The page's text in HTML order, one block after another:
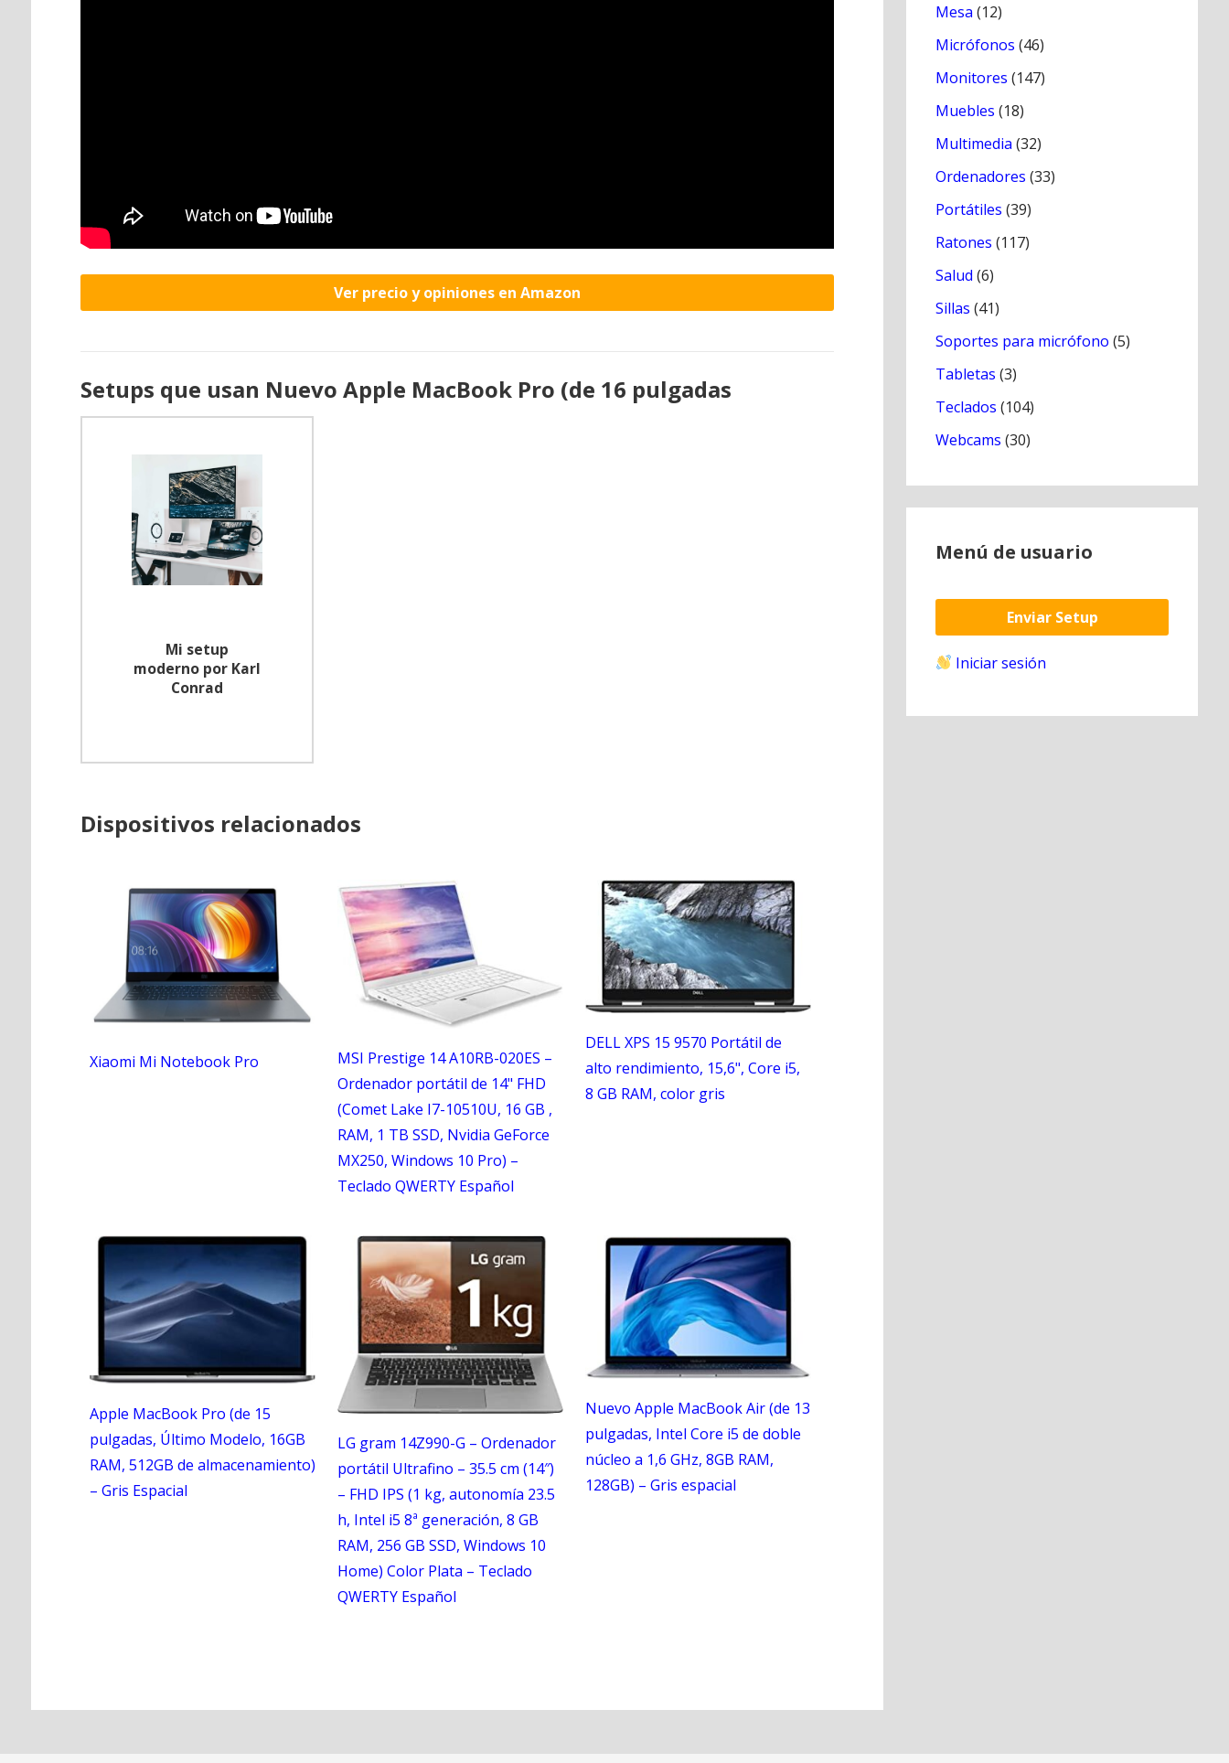
Ver precio y opiniones en Amazon
Setups que usan Nuevo Apple MacBook Pro (de 16 pulgadas
Mi setup
moderno por Karl
Conrad
Dispositivos relacionados
Xiaomi Mi Notebook Pro
MSI Prestige 14 A10RB-020ES –
Ordenador portátil de 14" FHD
(Comet Lake I7-10510U, 16 GB ,
RAM, 1 TB SSD, Nvidia GeForce
MX250, Windows 10 Pro) –
Teclado QWERTY Español
DELL XPS 15 9570 Portátil de
alto rendimiento, 15,6", Core i5,
8 GB RAM, color gris
Apple MacBook Pro (de 15
pulgadas, Último Modelo, 16GB
RAM, 512GB de almacenamiento)
– Gris Espacial
LG gram 14Z990-G – Ordenador
portátil Ultrafino – 35.5 cm (14″)
– FHD IPS (1 kg, autonomía 23.5
h, Intel i5 8ª generación, 8 GB
RAM, 256 GB SSD, Windows 10
Home) Color Plata – Teclado
QWERTY Español
Nuevo Apple MacBook Air (de 13
pulgadas, Intel Core i5 de doble
núcleo a 1,6 GHz, 8GB RAM,
128GB) – Gris espacial
Mesa (12)
Micrófonos (46)
Monitores (147)
Muebles (18)
Multimedia (32)
Ordenadores (33)
Portátiles (39)
Ratones (117)
Salud (6)
Sillas (41)
Soportes para micrófono (5)
Tabletas (3)
Teclados (104)
Webcams (30)
Menú de usuario
Enviar Setup
Iniciar sesión